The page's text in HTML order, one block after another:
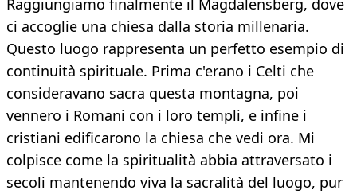
Raggiungiamo finalmente il Magdalensberg, dove
ci accoglie una chiesa dalla storia millenaria.
Questo luogo rappresenta un perfetto esempio di
continuità spirituale. Prima c'erano i Celti che
consideravano sacra questa montagna, poi
vennero i Romani con i loro templi, e infine i
cristiani edificarono la chiesa che vedi ora. Mi
colpisce come la spiritualità abbia attraversato i
secoli mantenendo viva la sacralità del luogo, pur